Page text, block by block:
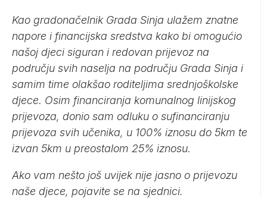
Kao gradonačelnik Grada Sinja ulažem znatne
napore i financijska sredstva kako bi omogućio
našoj djeci siguran i redovan prijevoz na
području svih naselja na području Grada Sinja i
samim time olakšao roditeljima srednjoškolske
djece. Osim financiranja komunalnog linijskog
prijevoza, donio sam odluku o sufinanciranju
prijevoza svih učenika, u 100% iznosu do 5km te
izvan 5km u preostalom 25% iznosu.
Ako vam nešto još uvijek nije jasno o prijevozu
naše djece, pojavite se na sjednici.